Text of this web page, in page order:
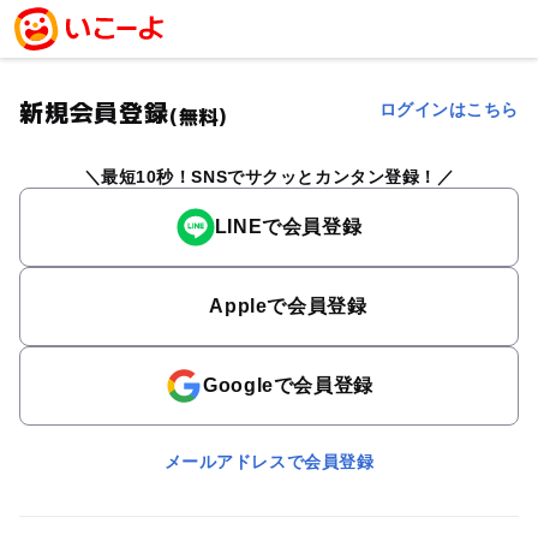
新規会員登録(無料) ログインはこちら
最短10秒！SNSでサクッとカンタン登録！
LINEで会員登録
Appleで会員登録
Googleで会員登録
メールアドレスで会員登録